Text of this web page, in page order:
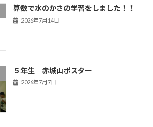
算数で水のかさの学習をしました！！
2026年7月14日
５年生 赤城山ポスター
2026年7月7日